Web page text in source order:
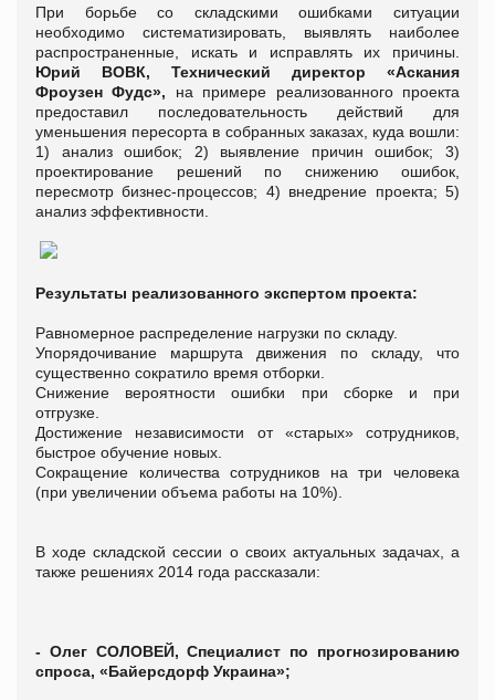
При борьбе со складскими ошибками ситуации
необходимо систематизировать, выявлять наиболее
распространенные, искать и исправлять их причины.
Юрий ВОВК, Технический директор «Аскания
Фроузен Фудс», на примере реализованного проекта
предоставил последовательность действий для
уменьшения пересорта в собранных заказах, куда вошли:
1) анализ ошибок; 2) выявление причин ошибок; 3)
проектирование решений по снижению ошибок,
пересмотр бизнес-процессов; 4) внедрение проекта; 5)
анализ эффективности.
Результаты реализованного экспертом проекта:
Равномерное распределение нагрузки по складу.
Упорядочивание маршрута движения по складу, что
существенно сократило время отборки.
Снижение вероятности ошибки при сборке и при
отгрузке.
Достижение независимости от «старых» сотрудников,
быстрое обучение новых.
Сокращение количества сотрудников на три человека
(при увеличении объема работы на 10%).
В ходе складской сессии о своих актуальных задачах, а
также решениях 2014 года рассказали:
- Олег СОЛОВЕЙ, Специалист по прогнозированию
спроса, «Байерсдорф Украина»;